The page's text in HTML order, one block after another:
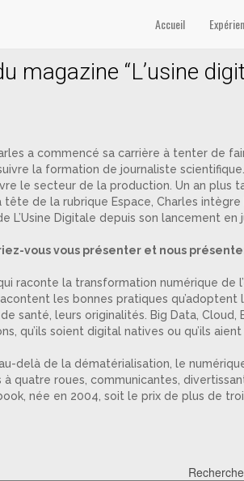
Accueil
magazine “L’usine
a commencé sa carrière à tenter de
la formation de journaliste
le secteur de la production. Un an
tête de la rubrique Espace, Charles intègre
Digitale depuis son lancement en
vous vous présenter et nous
qui raconte la transformation numérique
les bonnes pratiques
santé, leurs originalités. Big Data,
qu’ils soient digital natives ou qu’ils
delà de la dématérialisation, le
quatre roues, communicantes,
née en 2004, soit le prix de plus de
Recherche